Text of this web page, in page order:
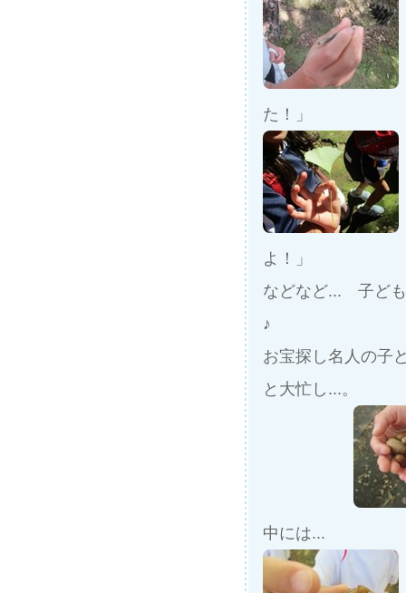
た！」
よ！」
などなど... 子ども
♪
お宝探し名人の子
と大忙し...。
中には...